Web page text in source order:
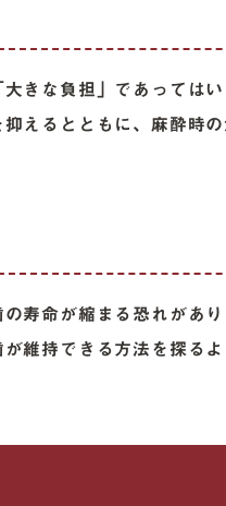
きな負担」であっては
えるとともに、麻酔時
寿命が縮まる恐れがあ
維持できる方法を探る